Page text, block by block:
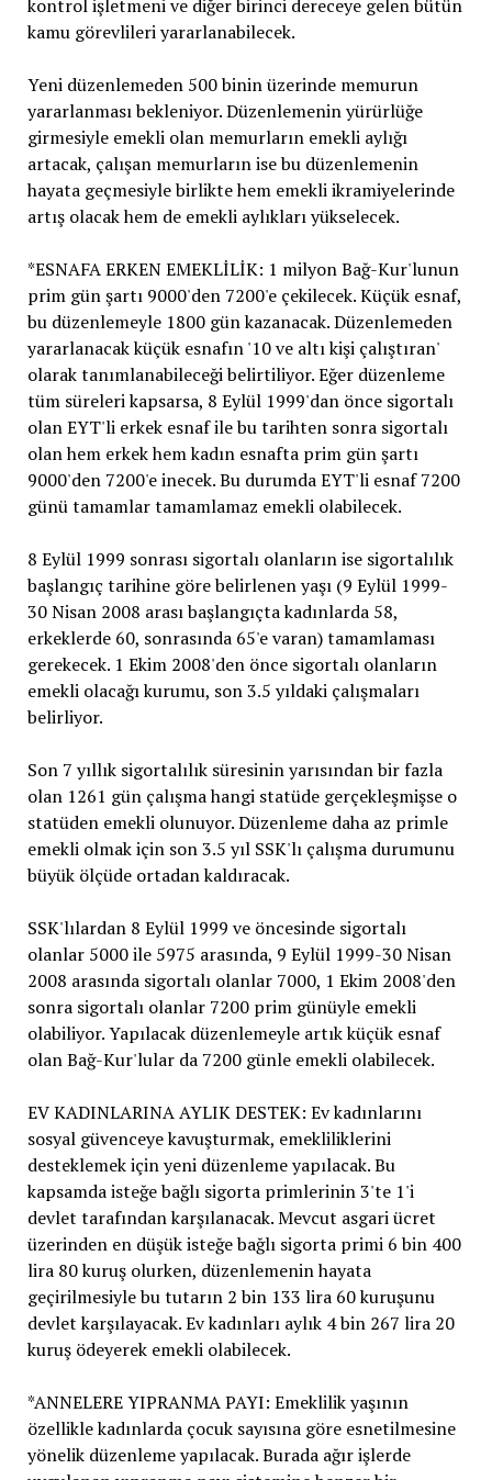
kontrol işletmeni ve diğer birinci dereceye gelen bütün
kamu görevlileri yararlanabilecek.
Yeni düzenlemeden 500 binin üzerinde memurun
yararlanması bekleniyor. Düzenlemenin yürürlüğe
girmesiyle emekli olan memurların emekli aylığı
artacak, çalışan memurların ise bu düzenlemenin
hayata geçmesiyle birlikte hem emekli ikramiyelerinde
artış olacak hem de emekli aylıkları yükselecek.
*ESNAFA ERKEN EMEKLİLİK: 1 milyon Bağ-Kur'lunun
prim gün şartı 9000'den 7200'e çekilecek. Küçük esnaf,
bu düzenlemeyle 1800 gün kazanacak. Düzenlemeden
yararlanacak küçük esnafın '10 ve altı kişi çalıştıran'
olarak tanımlanabileceği belirtiliyor. Eğer düzenleme
tüm süreleri kapsarsa, 8 Eylül 1999'dan önce sigortalı
olan EYT'li erkek esnaf ile bu tarihten sonra sigortalı
olan hem erkek hem kadın esnafta prim gün şartı
9000'den 7200'e inecek. Bu durumda EYT'li esnaf 7200
günü tamamlar tamamlamaz emekli olabilecek.
8 Eylül 1999 sonrası sigortalı olanların ise sigortalılık
başlangıç tarihine göre belirlenen yaşı (9 Eylül 1999-
30 Nisan 2008 arası başlangıçta kadınlarda 58,
erkeklerde 60, sonrasında 65'e varan) tamamlaması
gerekecek. 1 Ekim 2008'den önce sigortalı olanların
emekli olacağı kurumu, son 3.5 yıldaki çalışmaları
belirliyor.
Son 7 yıllık sigortalılık süresinin yarısından bir fazla
olan 1261 gün çalışma hangi statüde gerçekleşmişse o
statüden emekli olunuyor. Düzenleme daha az primle
emekli olmak için son 3.5 yıl SSK'lı çalışma durumunu
büyük ölçüde ortadan kaldıracak.
SSK'lılardan 8 Eylül 1999 ve öncesinde sigortalı
olanlar 5000 ile 5975 arasında, 9 Eylül 1999-30 Nisan
2008 arasında sigortalı olanlar 7000, 1 Ekim 2008'den
sonra sigortalı olanlar 7200 prim günüyle emekli
olabiliyor. Yapılacak düzenlemeyle artık küçük esnaf
olan Bağ-Kur'lular da 7200 günle emekli olabilecek.
EV KADINLARINA AYLIK DESTEK: Ev kadınlarını
sosyal güvenceye kavuşturmak, emekliliklerini
desteklemek için yeni düzenleme yapılacak. Bu
kapsamda isteğe bağlı sigorta primlerinin 3'te 1'i
devlet tarafından karşılanacak. Mevcut asgari ücret
üzerinden en düşük isteğe bağlı sigorta primi 6 bin 400
lira 80 kuruş olurken, düzenlemenin hayata
geçirilmesiyle bu tutarın 2 bin 133 lira 60 kuruşunu
devlet karşılayacak. Ev kadınları aylık 4 bin 267 lira 20
kuruş ödeyerek emekli olabilecek.
*ANNELERE YIPRANMA PAYI: Emeklilik yaşının
özellikle kadınlarda çocuk sayısına göre esnetilmesine
yönelik düzenleme yapılacak. Burada ağır işlerde